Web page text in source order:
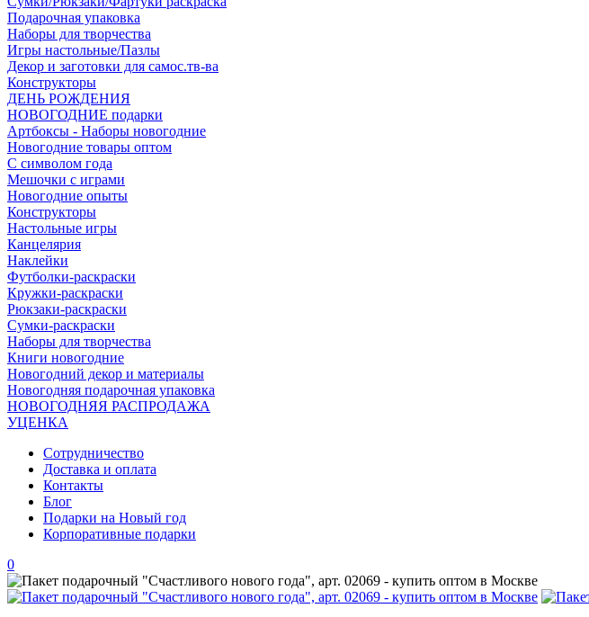
Подарочная упаковка
Наборы для творчества
Игры настольные/Пазлы
Декор и заготовки для самос.тв-ва
Конструкторы
ДЕНЬ РОЖДЕНИЯ
НОВОГОДНИЕ подарки
Артбоксы - Наборы новогодние
Новогодние товары оптом
С символом года
Мешочки с играми
Новогодние опыты
Конструкторы
Настольные игры
Канцелярия
Наклейки
Футболки-раскраски
Кружки-раскраски
Рюкзаки-раскраски
Сумки-раскраски
Наборы для творчества
Книги новогодние
Новогодний декор и материалы
Новогодняя подарочная упаковка
НОВОГОДНЯЯ РАСПРОДАЖА
УЦЕНКА
Сотрудничество
Доставка и оплата
Контакты
Блог
Подарки на Новый год
Корпоративные подарки
0